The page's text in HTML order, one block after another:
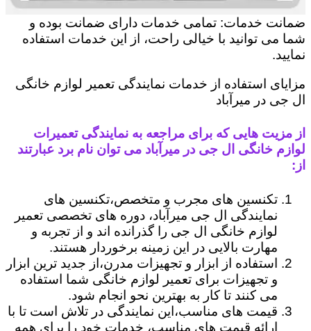
ضمانت خدمات: تمامی خدمات دارای ضمانت بوده و
شما می توانید با خیالی راحت، از این خدمات استفاده
نمایید.
مزایای استفاده از خدمات نمایندگی تعمیر لوازم خانگی
ال جی در میرآباد
از مزیت هایی که برای مراجعه به نمایندگی تعمیرات
لوازم خانگی ال جی در میرآباد می توان نام برد عبارتند
از:
تکنسین های مجرب و متخصص،تکنسین های
نمایندگی ال جی میرآباد، دوره های تخصصی تعمیر
لوازم خانگی ال جی را گذرانده اند و از تجربه و
مهارت بالایی در این زمینه برخوردار هستند.
استفاده از ابزار و تجهیزات مدرن،از جدید ترین ابزار
و تجهیزات برای تعمیر لوازم خانگی شما استفاده
می کنند تا کار به بهترین نحو انجام شود.
قیمت های مناسب،این نمایندگی در تلاش است تا با
ارائه قیمت های مناسب، خدمات خود را برای همه